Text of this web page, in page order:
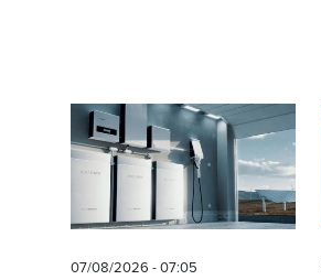
07/08/2026 - 07:05